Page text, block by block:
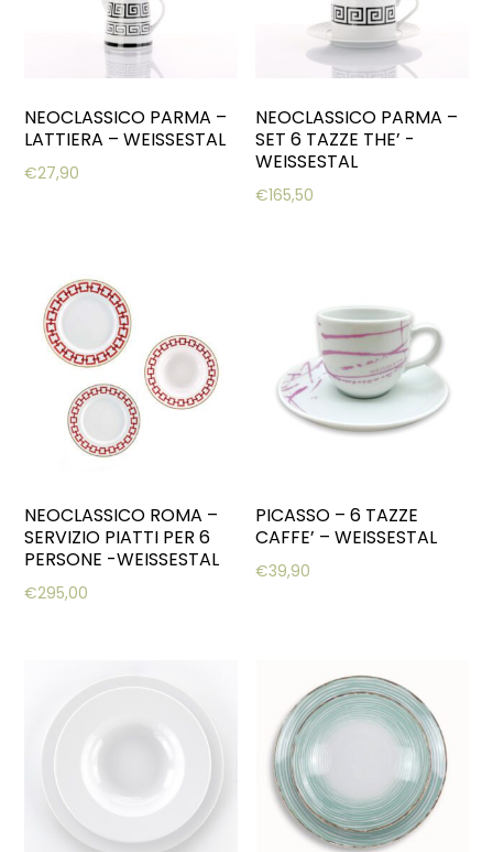
NEOCLASSICO PARMA –
LATTIERA – WEISSESTAL
€27,90
NEOCLASSICO PARMA –
SET 6 TAZZE THE’ -
WEISSESTAL
€165,50
NEOCLASSICO ROMA –
SERVIZIO PIATTI PER 6
PERSONE -WEISSESTAL
€295,00
PICASSO – 6 TAZZE
CAFFE’ – WEISSESTAL
€39,90